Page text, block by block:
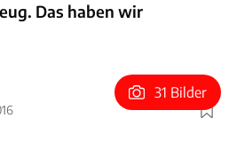
Das haben wir
31 Bilder